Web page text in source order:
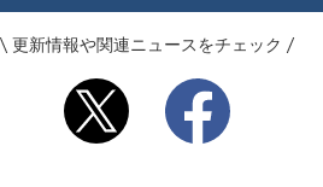
更新情報や関連ニュースをチェック